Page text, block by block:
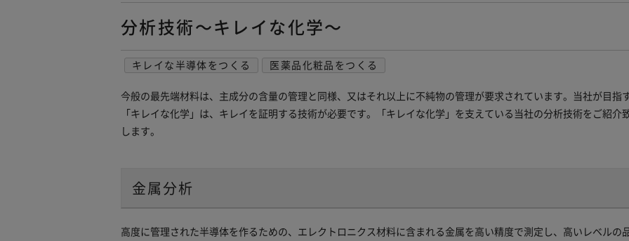
分析技術～キレイな化学～
キレイな半導体をつくる 医薬品化粧品をつくる
今般の最先端材料は、主成分の含量の管理と同様、又はそれ以上に不純物の管理が要求されています。当社が目指
「キレイな化学」は、キレイを証明する技術が必要です。「キレイな化学」を支えている当社の分析技術をご紹介
します。
金属分析
高度に管理された半導体を作るための、エレクトロニクス材料に含まれる金属を高い精度で測定し、高いレベルの